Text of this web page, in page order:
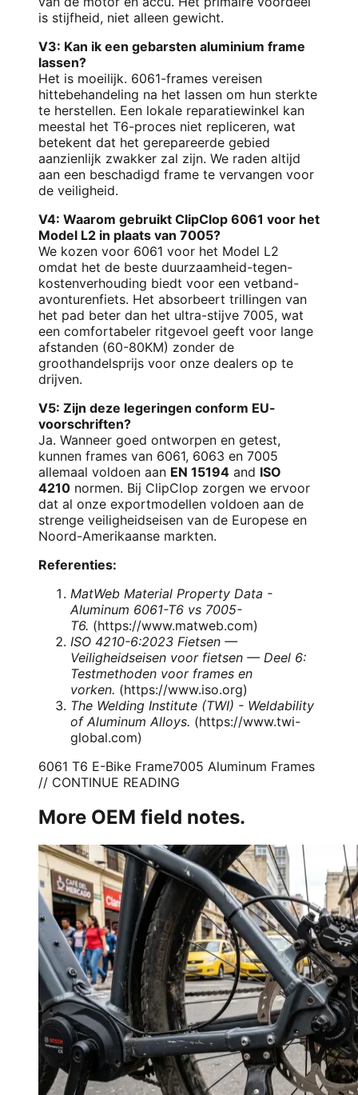
is stijfheid, niet alleen gewicht.
V3: Kan ik een gebarsten aluminium frame
lassen?
Het is moeilijk. 6061-frames vereisen
hittebehandeling na het lassen om hun sterkte
te herstellen. Een lokale reparatiewinkel kan
meestal het T6-proces niet repliceren, wat
betekent dat het gerepareerde gebied
aanzienlijk zwakker zal zijn. We raden altijd
aan een beschadigd frame te vervangen voor
de veiligheid.
V4: Waarom gebruikt ClipClop 6061 voor het
Model L2 in plaats van 7005?
We kozen voor 6061 voor het Model L2
omdat het de beste duurzaamheid-tegen-
kostenverhouding biedt voor een vetband-
avonturenfiets. Het absorbeert trillingen van
het pad beter dan het ultra-stijve 7005, wat
een comfortabeler ritgevoel geeft voor lange
afstanden (60-80KM) zonder de
groothandelsprijs voor onze dealers op te
drijven.
V5: Zijn deze legeringen conform EU-
voorschriften?
Ja. Wanneer goed ontworpen en getest,
kunnen frames van 6061, 6063 en 7005
allemaal voldoen aan EN 15194 and ISO
4210 normen. Bij ClipClop zorgen we ervoor
dat al onze exportmodellen voldoen aan de
strenge veiligheidseisen van de Europese en
Noord-Amerikaanse markten.
Referenties:
MatWeb Material Property Data -
Aluminum 6061-T6 vs 7005-
T6. (https://www.matweb.com)
ISO 4210-6:2023 Fietsen —
Veiligheidseisen voor fietsen — Deel 6:
Testmethoden voor frames en
vorken. (https://www.iso.org)
The Welding Institute (TWI) - Weldability
of Aluminum Alloys. (https://www.twi-
global.com)
6061 T6 E-Bike Frame7005 Aluminum Frames
// CONTINUE READING
More OEM field notes.